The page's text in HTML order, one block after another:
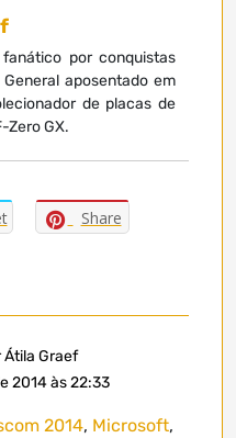
por conquistas
aposentado em
de placas de
Zero GX.
Share
Átila Graef
2014 às 22:33
2014, Microsoft,